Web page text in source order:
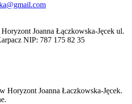
Joanna Łączkowska-Jęcek ul.
NIP: 787 175 82 35
Horyzont Joanna Łaczkowska-Jęcek.